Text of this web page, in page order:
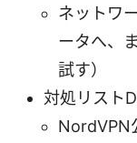
ネットワ
ータへ、
試す）
対処リスト
NordVPN